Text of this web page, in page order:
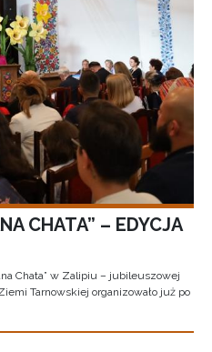
CHATA” – EDYCJA
Chata” w Zalipiu – jubileuszowej
Tarnowskiej organizowało już po